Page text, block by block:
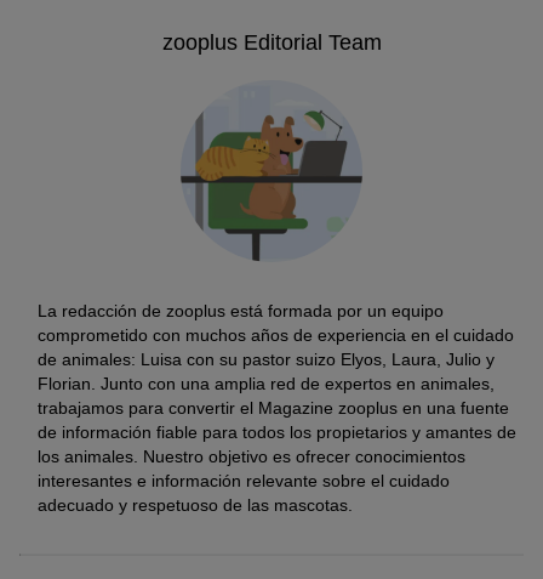
zooplus Editorial Team
La redacción de zooplus está formada por un equipo
comprometido con muchos años de experiencia en el cuidado
de animales: Luisa con su pastor suizo Elyos, Laura, Julio y
Florian. Junto con una amplia red de expertos en animales,
trabajamos para convertir el Magazine zooplus en una fuente
de información fiable para todos los propietarios y amantes de
los animales. Nuestro objetivo es ofrecer conocimientos
interesantes e información relevante sobre el cuidado
adecuado y respetuoso de las mascotas.